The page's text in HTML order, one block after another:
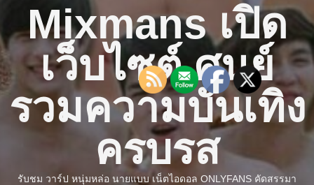
Mixmans เปิด
เว็บไซต์ ศูนย์
รวมความบันเทิง
ครบรส
รับชม วาร์ป หนุ่มหล่อ นายแบบ เน็ตไอดอล ONLYFANS คัดสรรมา